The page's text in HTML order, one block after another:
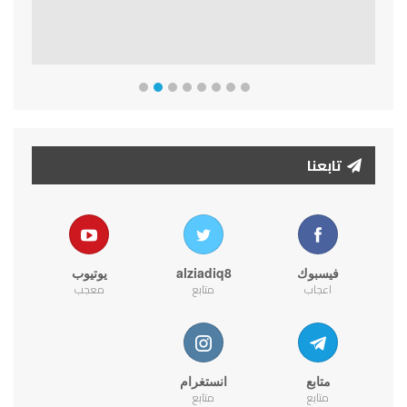
تابعنا
فيسبوك
اعجاب
alziadiq8
متابع
يوتيوب
معجب
متابع
متابع
انستغرام
متابع